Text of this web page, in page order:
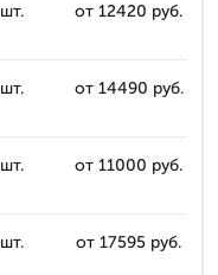
шт. от 12420 руб.
шт. от 14490 руб.
шт. от 11000 руб.
шт. от 17595 руб.